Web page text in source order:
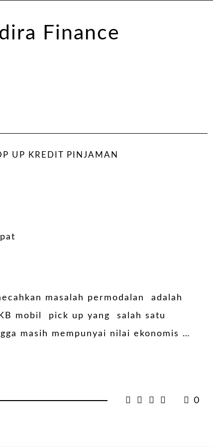
UP KREDIT PINJAMAN
masalah permodalan adalah
mobil pick up yang salah satu
masih mempunyai nilai ekonomis …
0